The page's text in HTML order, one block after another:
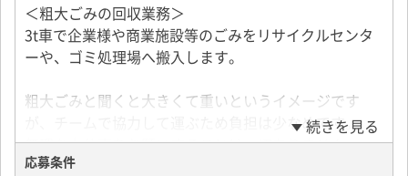
＜粗大ごみの回収業務＞
3t車で企業様や商業施設等のごみをリサイクルセンタ
ーや、ゴミ処理場へ搬入します。
粗大ごみと聞くと大きくて重いというイメージです
が、チームで協力して運ぶため負担は少なめです。
無理な力仕事をお願いすることは一切ありません。
商品ではないので、荷崩れの心配や取り扱いに気を遣
続きを見る
応募条件